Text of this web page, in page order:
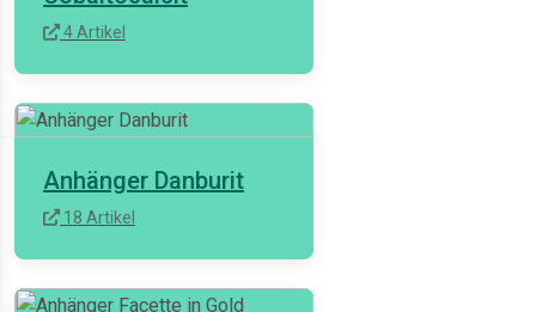
4 Artikel
Anhänger Danburit
18 Artikel